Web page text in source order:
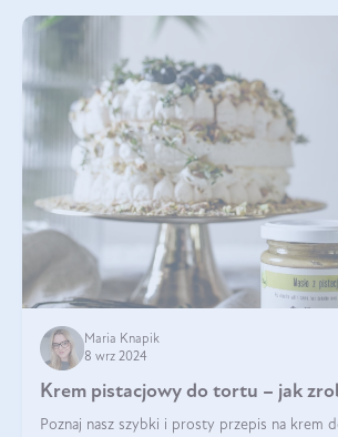
Maria Knapik
8 wrz 2024
Krem pistacjowy do tortu – jak
Poznaj nasz szybki i prosty przepis na krem